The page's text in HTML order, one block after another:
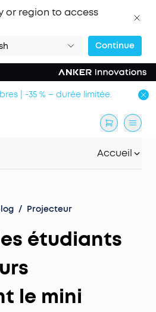
or region to access
Continue
| -35 % – durée limitée.
Accueil
/ Projecteur
étudiants
le mini